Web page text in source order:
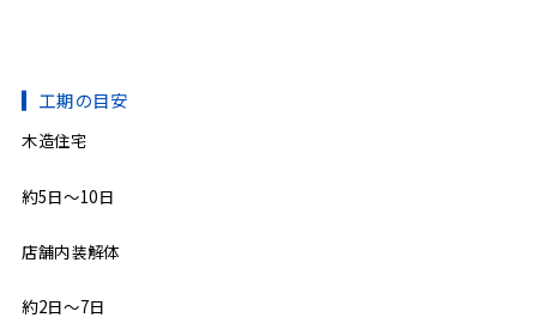
工期の目安
木造住宅
約5日〜10日
店舗内装解体
約2日〜7日